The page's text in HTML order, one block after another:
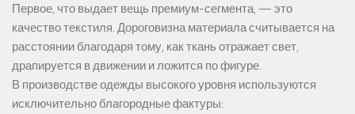
Первое, что выдает вещь премиум-сегмента, — это
качество текстиля. Дороговизна материала считывается на
расстоянии благодаря тому, как ткань отражает свет,
драпируется в движении и ложится по фигуре.
В производстве одежды высокого уровня используются
исключительно благородные фактуры: